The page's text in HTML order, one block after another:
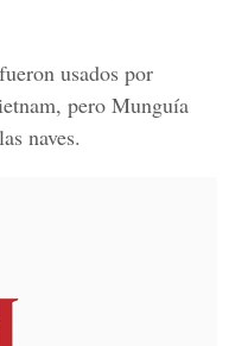
usados por
pero Munguía
naves.